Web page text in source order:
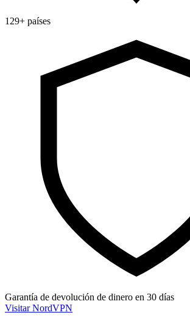
129+ países
Garantía de devolución de dinero en 30 días
Visitar NordVPN